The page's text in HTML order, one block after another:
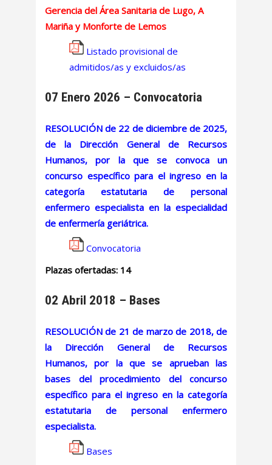
Gerencia del Área Sanitaria de Lugo, A
Mariña y Monforte de Lemos
Listado provisional de
admitidos/as y excluidos/as
07 Enero 2026 – Convocatoria
RESOLUCIÓN de 22 de diciembre de 2025,
de la Dirección General de Recursos
Humanos, por la que se convoca un
concurso específico para el ingreso en la
categoría estatutaria de personal
enfermero especialista en la especialidad
de enfermería geriátrica.
Convocatoria
Plazas ofertadas: 14
02 Abril 2018 – Bases
RESOLUCIÓN de 21 de marzo de 2018, de
la Dirección General de Recursos
Humanos, por la que se aprueban las
bases del procedimiento del concurso
específico para el ingreso en la categoría
estatutaria de personal enfermero
especialista.
Bases